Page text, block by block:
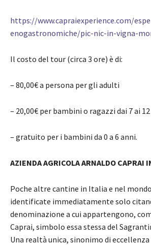
https://www.capraiexperience.com/
enogastronomiche/pic-nic-in-vigna-
Il costo del tour (circa 3 ore) è di:
– 80,00€ a persona per gli adulti
– 20,00€ per bambini o ragazzi dai 7 ai
– gratuito per i bambini da 0 a 6 anni.
AZIENDA AGRICOLA ARNALDO CAPRAI
Poche altre cantine in Italia e nel
identificate immediatamente solo
denominazione a cui appartengono,
Caprai, simbolo essa stessa del
Una realtà unica, sinonimo di